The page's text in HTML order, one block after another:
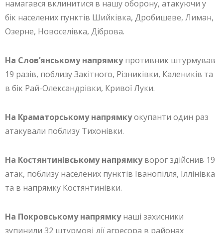
намагався вклинитися в нашу оборону, атакуючи у
бік населених пунктів Шийківка, Дробишеве, Лиман,
Озерне, Новоселівка, Діброва.
На Слов’янському напрямкупротивник штурмував
19 разів, поблизу Закітного, Різниківки, Калеників та
в бік Рай-Олександрівки, Кривої Луки.
На Краматорському напрямкуокупанти один раз
атакували поблизу Тихонівки.
На Костянтинівському напрямкуворог здійснив 19
атак, поблизу населених пунктів Іванопілля, Іллінівка
та в напрямку Костянтинівки.
На Покровському напрямкунаші захисники
зупинили 32 штурмові дії агресора в районах